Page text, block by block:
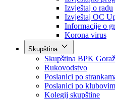
Obavještenja i izvještaji
Obavještenja
Izvještajno
Izvještaj o radu
Izvještaj OC
Informacije o
Korona virus
Skupština
Skupština BPK
Rukovodstvo